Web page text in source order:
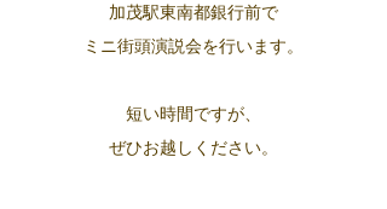
加茂駅東南都銀行前で
ミニ街頭演説会を行います。
短い時間ですが、
ぜひお越しください。